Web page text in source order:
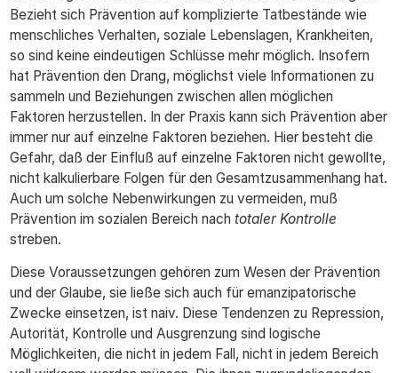
Bezieht sich Prävention auf komplizierte Tatbestände wie
menschliches Verhalten, soziale Lebenslagen, Krankheiten,
so sind keine eindeutigen Schlüsse mehr möglich. Insofern
hat Prävention den Drang, möglichst viele Informationen zu
sammeln und Beziehungen zwischen allen möglichen
Faktoren herzustellen. In der Praxis kann sich Prävention aber
immer nur auf einzelne Faktoren beziehen. Hier besteht die
Gefahr, daß der Einfluß auf einzelne Faktoren nicht gewollte,
nicht kalkulierbare Folgen für den Gesamtzusammenhang hat.
Auch um solche Nebenwirkungen zu vermeiden, muß
Prävention im sozialen Bereich nach totaler Kontrolle
streben.
Diese Voraussetzungen gehören zum Wesen der Prävention
und der Glaube, sie ließe sich auch für emanzipatorische
Zwecke einsetzen, ist naiv. Diese Tendenzen zu Repression,
Autorität, Kontrolle und Ausgrenzung sind logische
Möglichkeiten, die nicht in jedem Fall, nicht in jedem Bereich